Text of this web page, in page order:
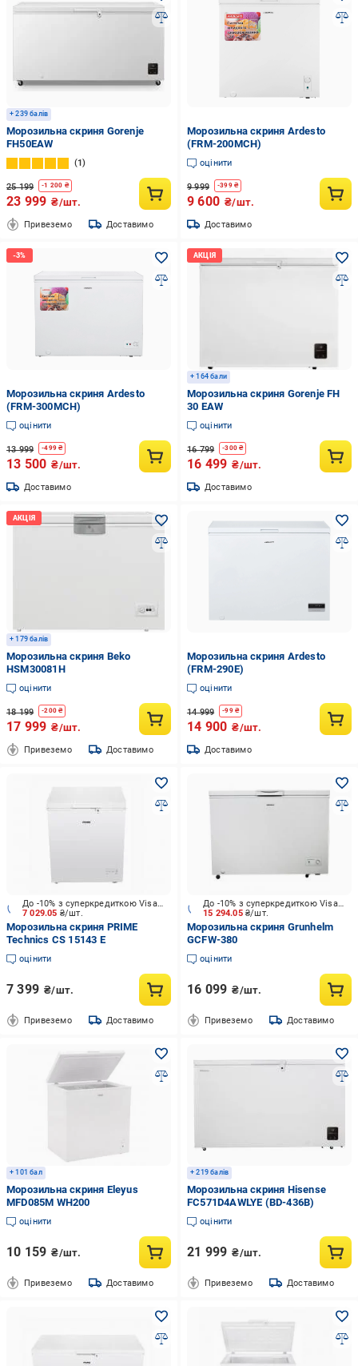
+ 239 балів
Морозильна скриня Gorenje
FH50EAW
1
25 199 -1 200 ₴
23 999 ₴/шт.
Привеземо Доставимо
Морозильна скриня Ardesto
(FRM-200MCH)
оцінити
9 999 -399₴
9 600 ₴/шт.
Доставимо
Морозильна скриня Ardesto
(FRM-300MCH)
оцінити
13 999 -499 ₴
13 500 ₴/шт.
Доставимо
+ 164 бали
Морозильна скриня Gorenje FH
30 EAW
оцінити
16 799 -300₴
16 499 ₴/шт.
Доставимо
+ 179 балів
Морозильна скриня Beko
HSM30081H
оцінити
18 199 -200 ₴
17 999 ₴/шт.
Привеземо Доставимо
Морозильна скриня Ardesto
(FRM-290E)
оцінити
14 999 -99₴
14 900 ₴/шт.
Доставимо
7 029.05 ₴/шт.
До -10% з суперкредиткою Visa Вигода
Морозильна скриня PRIME
Technics CS 15143 E
оцінити
7 399 ₴/шт.
Привеземо Доставимо
15 294.05 ₴/шт.
До -10% з суперкредиткою Visa Вигода
Морозильна скриня Grunhelm
GCFW-380
оцінити
16 099 ₴/шт.
Привеземо Доставимо
+ 101 бал
Морозильна скриня Eleyus
MFD085M WH200
оцінити
10 159 ₴/шт.
Привеземо Доставимо
+ 219 балів
Морозильна скриня Hisense
FC571D4AWLYE (BD-436B)
оцінити
21 999 ₴/шт.
Привеземо Доставимо